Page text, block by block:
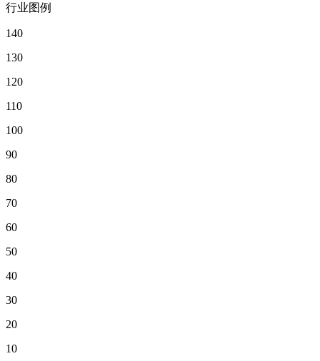
行业图例
140
130
120
110
100
90
80
70
60
50
40
30
20
10